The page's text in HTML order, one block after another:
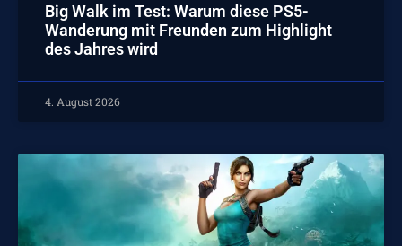
Big Walk im Test: Warum diese PS5-
Wanderung mit Freunden zum Highlight
des Jahres wird
4. August 2026